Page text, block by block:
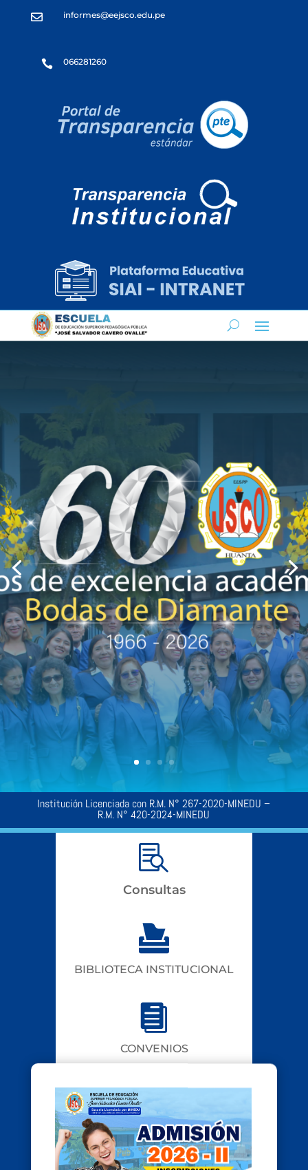
 informes@eejsco.edu.pe
 066281260
Educación
Inicial
Intercultural
Bilingüe
El Programa de Educación Inicial
Intercultural Bilingüetiene como misión
formar profesionales expertos en el desarrollo
integral de la Primera Infancia que reviertan en
la formación de ciudadanos libres y felices para
una sociedad más humana.
Más información...
Institución Licenciada con R.M. N° 267-2020-MINEDU –
R.M. N° 420-2024-MINEDU

Consultas

BIBLIOTECA INSTITUCIONAL

CONVENIOS

MESA DE PARTES VIRTUAL